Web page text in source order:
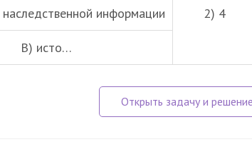
наследственной информации 2) 4
В) исто…